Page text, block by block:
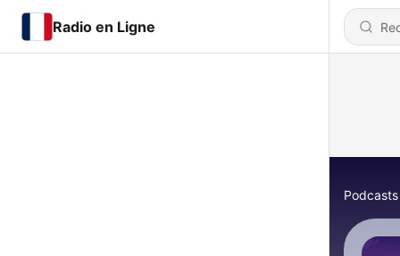
Radio en Ligne
Podcasts